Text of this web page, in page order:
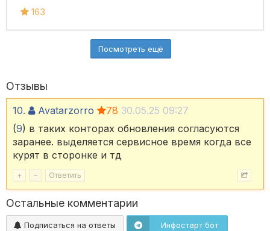
163
Посмотреть ещё
Отзывы
10. Avatarzorro 78 30.05.25 09:27
(9) в таких конторах обновления согласуются
заранее. выделяется сервисное время когда все
курят в сторонке и тд
+ – Ответить
Остальные комментарии
Подписаться на ответы Инфостарт бот